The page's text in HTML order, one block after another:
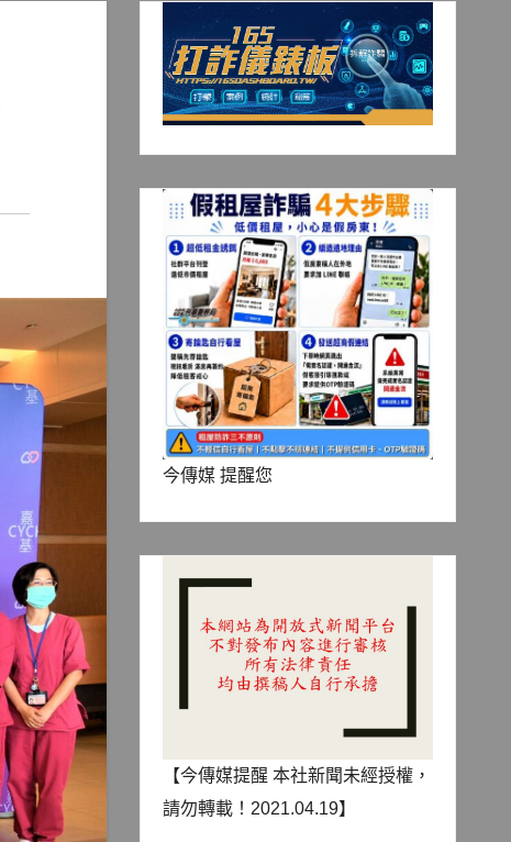
今傳媒 提醒您
【今傳媒提醒 本社新聞未經授權，
請勿轉載！2021.04.19】